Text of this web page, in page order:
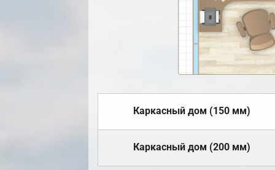
Каркасный дом (150 мм)
Каркасный дом (200 мм)